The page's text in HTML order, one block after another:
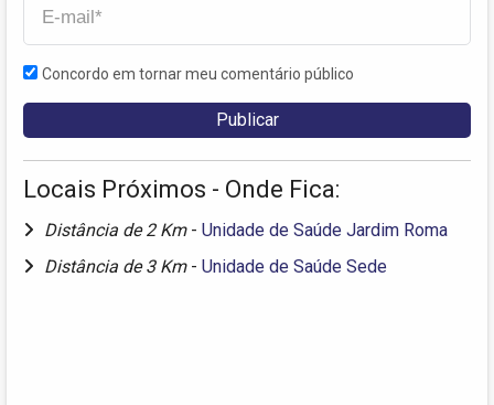
Concordo em tornar meu comentário público
Locais Próximos - Onde Fica:
Distância de 2 Km - Unidade de Saúde Jardim Roma
Distância de 3 Km - Unidade de Saúde Sede